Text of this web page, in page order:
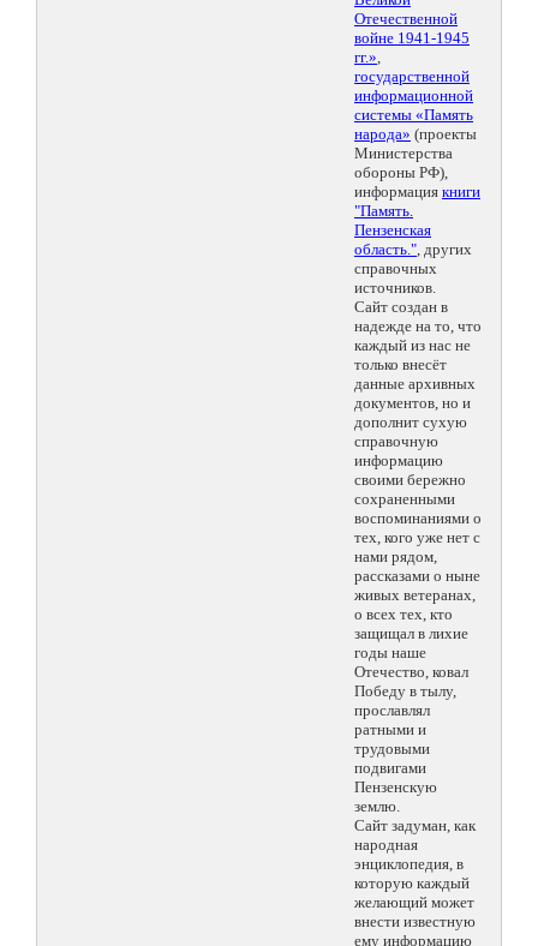
Отечественной
войне 1941-1945
гг.»,
государственной
информационной
системы «Память
народа» (проекты
Министерства
обороны РФ),
информация книги
"Память.
Пензенская
область.", других
справочных
источников.
Сайт создан в
надежде на то, что
каждый из нас не
только внесёт
данные архивных
документов, но и
дополнит сухую
справочную
информацию
своими бережно
сохраненными
воспоминаниями о
тех, кого уже нет с
нами рядом,
рассказами о ныне
живых ветеранах,
о всех тех, кто
защищал в лихие
годы наше
Отечество, ковал
Победу в тылу,
прославлял
ратными и
трудовыми
подвигами
Пензенскую
землю.
Сайт задуман, как
народная
энциклопедия, в
которую каждый
желающий может
внести известную
ему информацию